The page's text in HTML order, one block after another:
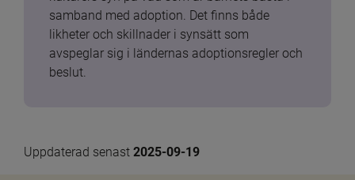
samband med adoption. Det finns både
likheter och skillnader i synsätt som
avspeglar sig i ländernas adoptionsregler och
beslut.
Uppdaterad senast 2025-09-19